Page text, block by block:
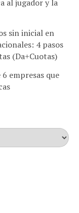
al jugador y la
sin inicial en
4 pasos
(Da+Cuotas)
empresas que